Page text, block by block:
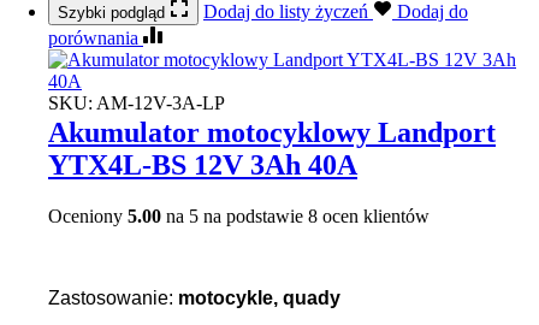
Szybki podgląd Dodaj do listy życzeń
Dodaj do
porównania
SKU: AM-12V-3A-LP
Akumulator motocyklowy Landport
YTX4L-BS 12V 3Ah 40A
Oceniony 5.00 na 5 na podstawie 8 ocen klientów
Zastosowanie: motocykle, quady